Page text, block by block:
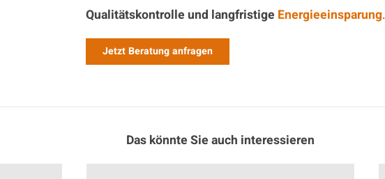
Qualitätskontrolle und langfristige Energieeinsparung.
Jetzt Beratung anfragen
Das könnte Sie auch interessieren